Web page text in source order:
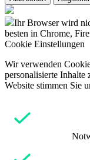
Ihr Browser wird
besten in Chrome,
Cookie Einstellungen
Wir verwenden
personalisierte
Website stimmen Sie